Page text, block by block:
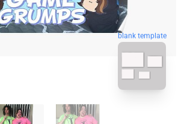
blank template